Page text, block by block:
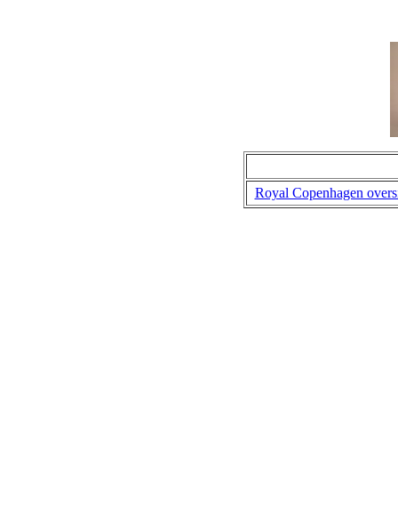
Royal Copenhagen